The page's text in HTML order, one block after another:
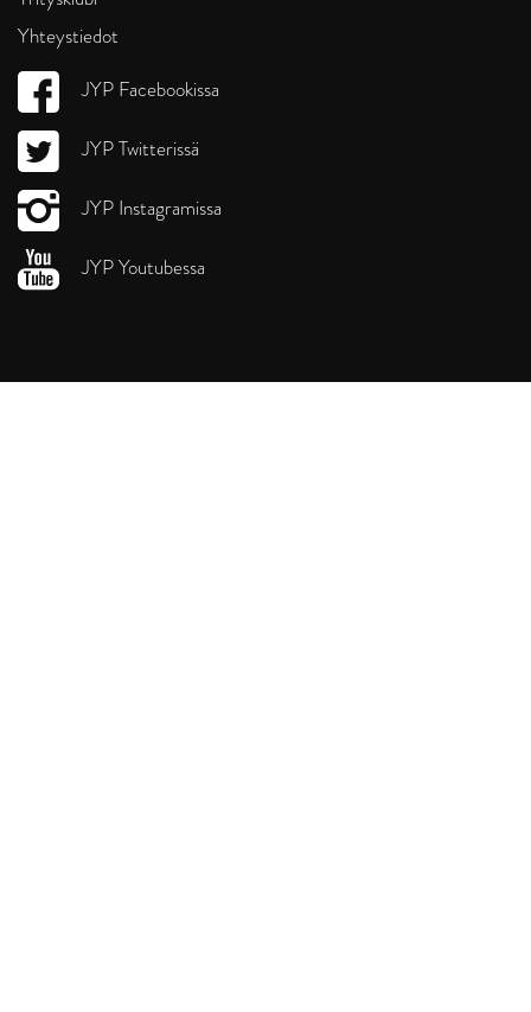
Yhteystiedot
JYP Facebookissa
JYP Twitterissä
JYP Instagramissa
JYP Youtubessa